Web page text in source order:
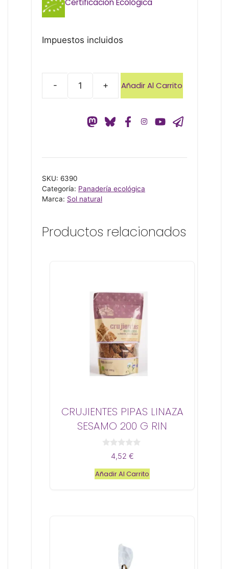
Certificación Ecológica
Impuestos incluidos
-
MOLDE
INTEGRAL
400
SOL
+ Añadir Al Carrito
SKU: 6390
Categoría: Panadería ecológica
Marca: Sol natural
Productos relacionados
CRUJIENTES PIPAS LINAZA
SESAMO 200 G RIN
e
5
4,52 €
Añadir Al Carrito